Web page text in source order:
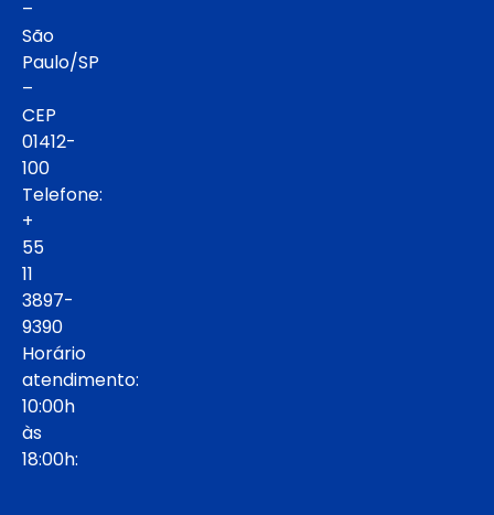
–
São
Paulo/SP
–
CEP
01412-
100
Telefone:
+
55
11
3897-
9390
Horário
atendimento:
10:00h
às
18:00h: